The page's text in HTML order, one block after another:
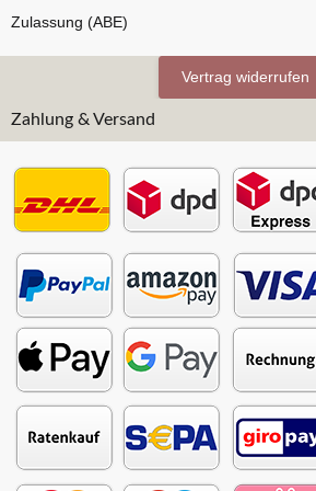
Zulassung (ABE)
Vertrag widerrufen
Zahlung & Versand